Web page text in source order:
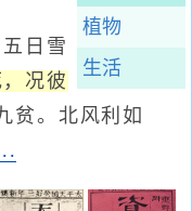
植物
生活
日雪
况彼
贫。北风利如